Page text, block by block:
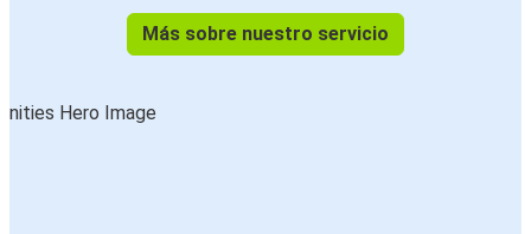
Más sobre nuestro servicio